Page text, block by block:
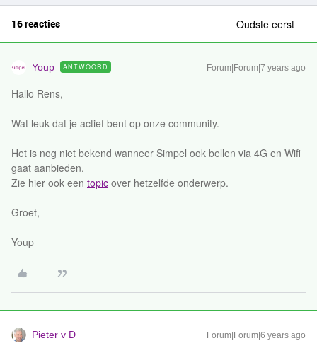
16 reacties Oudste eerst
Youp ANTWOORD Forum|Forum|7 years ago
Hallo Rens,
Wat leuk dat je actief bent op onze community.
Het is nog niet bekend wanneer Simpel ook bellen via 4G en Wifi
gaat aanbieden.
Zie hier ook een topic over hetzelfde onderwerp.
Groet,
Youp
Pieter v D Forum|Forum|6 years ago